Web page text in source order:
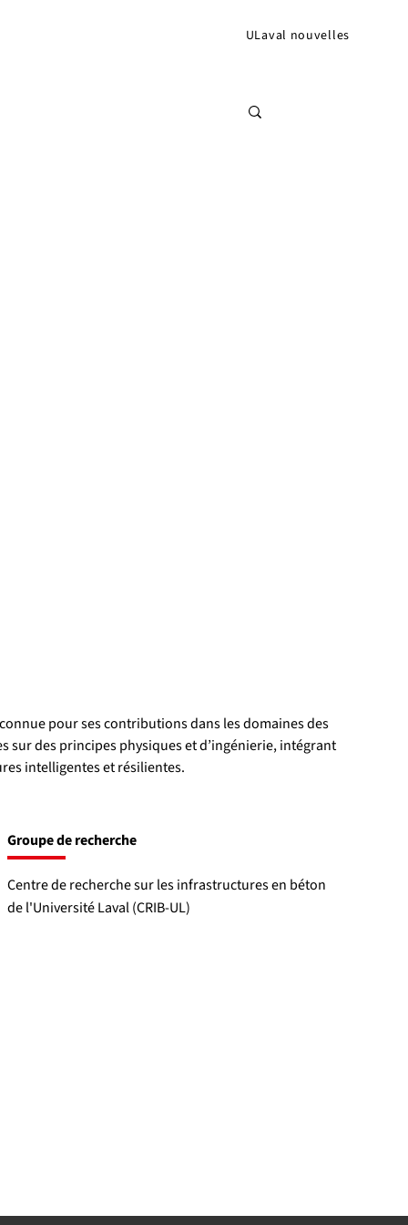
ULaval nouvelles
Groupe de recherche
Centre de recherche sur les infrastructures en béton
de l'Université Laval (CRIB-UL)
pour ses contributions dans les domaines des
sur des principes physiques et d’ingénierie, intégrant
intelligentes et résilientes.